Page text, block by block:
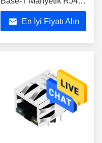
LED'li Konnektör
En İyi Fiyatı Alın